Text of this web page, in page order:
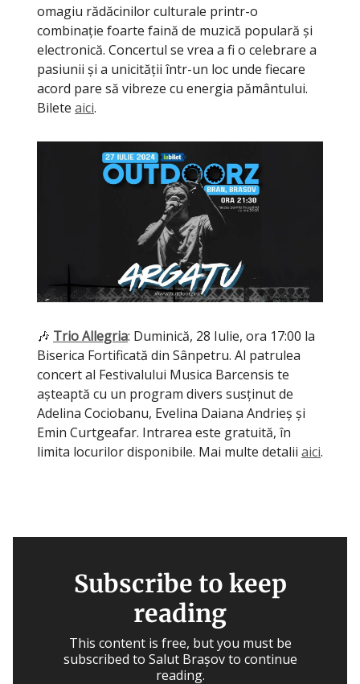
omagiu rădăcinilor culturale printr-o
combinație foarte faină de muzică populară și
electronică. Concertul se vrea a fi o celebrare a
pasiunii și a unicității într-un loc unde fiecare
acord pare să vibreze cu energia pământului.
Bilete aici.
🎶 Trio Allegria: Duminică, 28 Iulie, ora 17:00 la
Biserica Fortificată din Sânpetru. Al patrulea
concert al Festivalului Musica Barcensis te
așteaptă cu un program divers susținut de
Adelina Cociobanu, Evelina Daiana Andrieș și
Emin Curtgeafar. Intrarea este gratuită, în
limita locurilor disponibile. Mai multe detalii aici.
Subscribe to keep
reading
This content is free, but you must be
subscribed to Salut Brașov to continue
reading.